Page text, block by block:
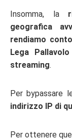
Insomma, la
geografica
rendiamo conto
Lega
streaming.
Per bypassare
indirizzo IP di
Per ottenere